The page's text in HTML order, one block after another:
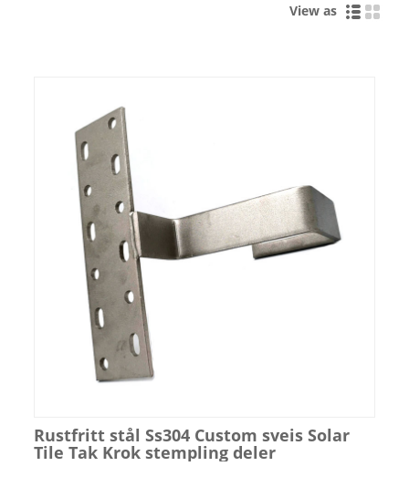
View as
Rustfritt stål Ss304 Custom sveis Solar
Tile Tak Krok stempling deler